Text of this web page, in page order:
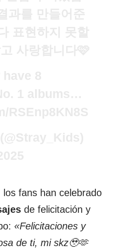
fans han celebrado
de felicitación y
«Felicitaciones y
de ti, mi skz🥹🫶